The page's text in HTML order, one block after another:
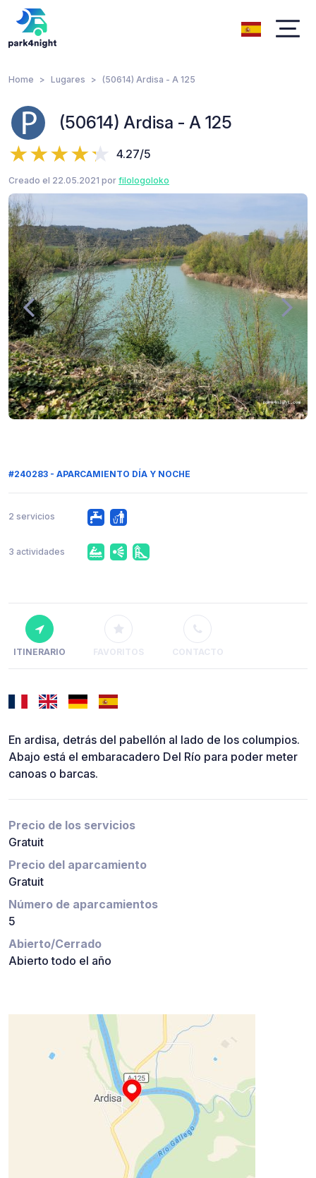
Home Lugares (50614) Ardisa - A 125
(50614) Ardisa - A 125
4.27/5
Creado el 22.05.2021 por filologoloko
#240283 - APARCAMIENTO DÍA Y NOCHE
2 servicios
3 actividades
ITINERARIO FAVORITOS CONTACTO
En ardisa, detrás del pabellón al lado de los columpios.
Abajo está el embaracadero Del Río para poder meter
canoas o barcas.
Precio de los servicios
Gratuit
Precio del aparcamiento
Gratuit
Número de aparcamientos
5
Abierto/Cerrado
Abierto todo el año